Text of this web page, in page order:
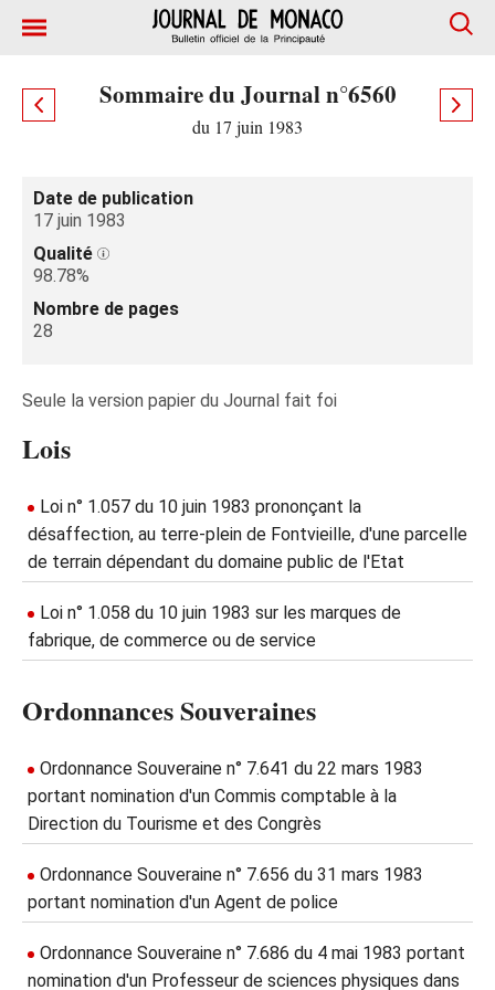
Sommaire du Journal n°6560
du 17 juin 1983
Date de publication
17 juin 1983
Qualité
98.78%
Nombre de pages
28
Seule la version papier du Journal fait foi
Lois
Loi n° 1.057 du 10 juin 1983 prononçant la
désaffection, au terre-plein de Fontvieille, d'une parcelle
de terrain dépendant du domaine public de l'Etat
Loi n° 1.058 du 10 juin 1983 sur les marques de
fabrique, de commerce ou de service
Ordonnances Souveraines
Ordonnance Souveraine n° 7.641 du 22 mars 1983
portant nomination d'un Commis comptable à la
Direction du Tourisme et des Congrès
Ordonnance Souveraine n° 7.656 du 31 mars 1983
portant nomination d'un Agent de police
Ordonnance Souveraine n° 7.686 du 4 mai 1983 portant
nomination d'un Professeur de sciences physiques dans